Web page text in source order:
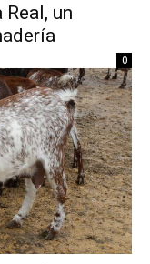
un
0